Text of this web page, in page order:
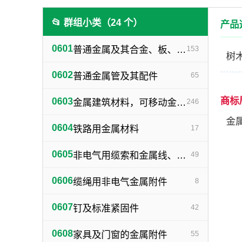
📂 群组小类（24 个）
0601 普通金属及其合金、板、各种型材（不包括焊接及铁路用金属材料） 153
0602普通金属管及其配件 65
0603 金属建筑材料，可移动金属建筑物（不包括建筑小五金） 246
0604铁路用金属材料 17
0605 非电气用缆索和金属线、网、带 49
0606缆绳用非电气金属附件 8
0607钉及标准紧固件 42
0608家具及门窗的金属附件 55
产品
树
商标
金